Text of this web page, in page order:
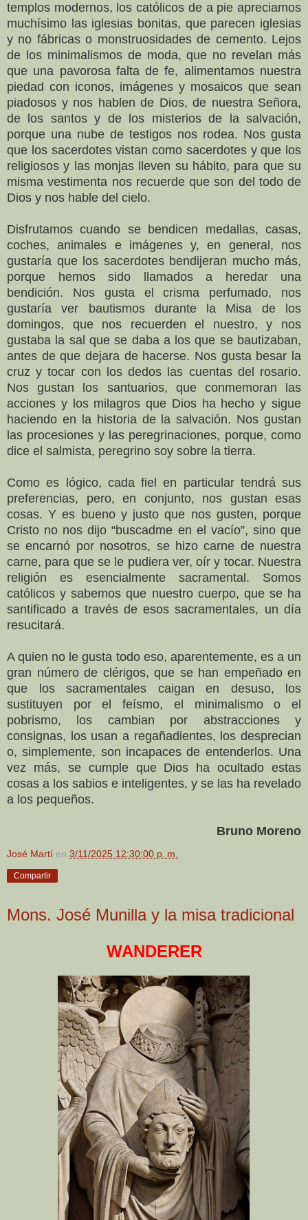
templos modernos, los católicos de a pie apreciamos
muchísimo las iglesias bonitas, que parecen iglesias
y no fábricas o monstruosidades de cemento. Lejos
de los minimalismos de moda, que no revelan más
que una pavorosa falta de fe, alimentamos nuestra
piedad con iconos, imágenes y mosaicos que sean
piadosos y nos hablen de Dios, de nuestra Señora,
de los santos y de los misterios de la salvación,
porque una nube de testigos nos rodea. Nos gusta
que los sacerdotes vistan como sacerdotes y que los
religiosos y las monjas lleven su hábito, para que su
misma vestimenta nos recuerde que son del todo de
Dios y nos hable del cielo.
Disfrutamos cuando se bendicen medallas, casas,
coches, animales e imágenes y, en general, nos
gustaría que los sacerdotes bendijeran mucho más,
porque hemos sido llamados a heredar una
bendición. Nos gusta el crisma perfumado, nos
gustaría ver bautismos durante la Misa de los
domingos, que nos recuerden el nuestro, y nos
gustaba la sal que se daba a los que se bautizaban,
antes de que dejara de hacerse. Nos gusta besar la
cruz y tocar con los dedos las cuentas del rosario.
Nos gustan los santuarios, que conmemoran las
acciones y los milagros que Dios ha hecho y sigue
haciendo en la historia de la salvación. Nos gustan
las procesiones y las peregrinaciones, porque, como
dice el salmista, peregrino soy sobre la tierra.
Como es lógico, cada fiel en particular tendrá sus
preferencias, pero, en conjunto, nos gustan esas
cosas. Y es bueno y justo que nos gusten, porque
Cristo no nos dijo “buscadme en el vacío”, sino que
se encarnó por nosotros, se hizo carne de nuestra
carne, para que se le pudiera ver, oír y tocar. Nuestra
religión es esencialmente sacramental. Somos
católicos y sabemos que nuestro cuerpo, que se ha
santificado a través de esos sacramentales, un día
resucitará.
A quien no le gusta todo eso, aparentemente, es a un
gran número de clérigos, que se han empeñado en
que los sacramentales caigan en desuso, los
sustituyen por el feísmo, el minimalismo o el
pobrismo, los cambian por abstracciones y
consignas, los usan a regañadientes, los desprecian
o, simplemente, son incapaces de entenderlos. Una
vez más, se cumple que Dios ha ocultado estas
cosas a los sabios e inteligentes, y se las ha revelado
a los pequeños.
Bruno Moreno
José Martí en 3/11/2025 12:30:00 p. m.
Compartir
Mons. José Munilla y la misa tradicional
WANDERER